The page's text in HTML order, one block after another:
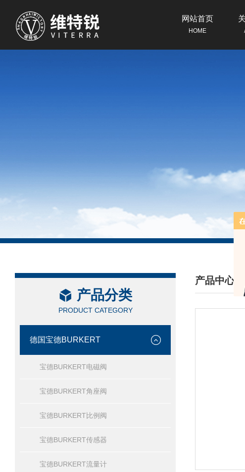
网站首页
HOME
产品分类
PRODUCT CATEGORY
德国宝德BURKERT
宝德BURKERT电磁阀
宝德BURKERT角座阀
宝德BURKERT比例阀
宝德BURKERT传感器
宝德BURKERT流量计
产品中心
/